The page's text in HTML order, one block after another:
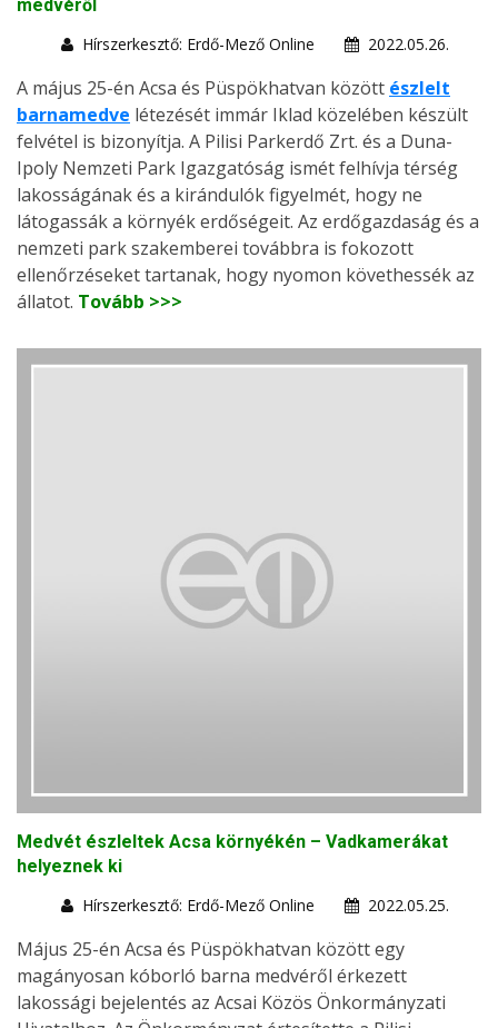
medvéről
Hírszerkesztő: Erdő-Mező Online
2022.05.26.
A május 25-én Acsa és Püspökhatvan között észlelt
barnamedve létezését immár Iklad közelében készült
felvétel is bizonyítja. A Pilisi Parkerdő Zrt. és a Duna-
Ipoly Nemzeti Park Igazgatóság ismét felhívja térség
lakosságának és a kirándulók figyelmét, hogy ne
látogassák a környék erdőségeit. Az erdőgazdaság és a
nemzeti park szakemberei továbbra is fokozott
ellenőrzéseket tartanak, hogy nyomon követhessék az
állatot. Tovább >>>
Medvét észleltek Acsa környékén – Vadkamerákat
helyeznek ki
Hírszerkesztő: Erdő-Mező Online
2022.05.25.
Május 25-én Acsa és Püspökhatvan között egy
magányosan kóborló barna medvéről érkezett
lakossági bejelentés az Acsai Közös Önkormányzati